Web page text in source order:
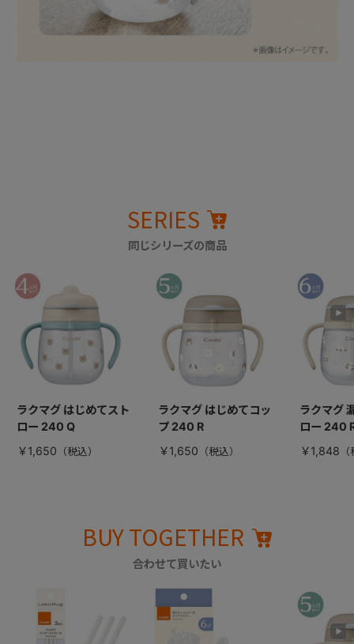
SERIES
同じシリーズの商品
ラクマグ はじめてスト
ロー 240 Q
￥1,650
ラクマグ はじめてコッ
プ 240 R
￥1,650
ラクマグ
ロー 240
￥1,848
BUY TOGETHER
合わせて買いたい